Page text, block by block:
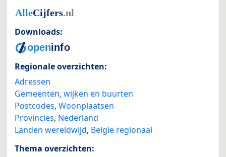
Downloads:
Regionale overzichten:
Adressen
Gemeenten, wijken en buurten
Postcodes, Woonplaatsen
Provincies, Nederland
Landen wereldwijd, België regionaal
Thema overzichten: